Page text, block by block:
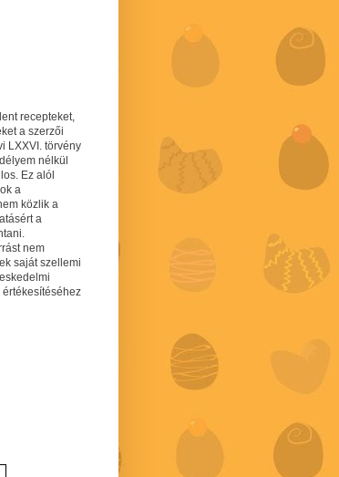
recepteket,
a szerzői
LXXVI. törvény
nélkül
Ez alól
a
közlik a
a
nem
saját szellemi